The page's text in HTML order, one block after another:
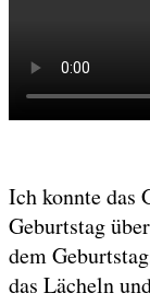
Ich konnte das
Geburtstag
dem
das Lächeln